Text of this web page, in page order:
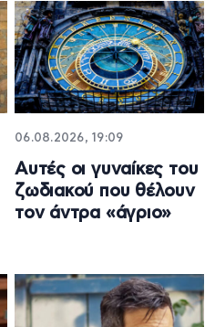
06.08.2026, 19:09
Αυτές οι γυναίκες του
ζωδιακού που θέλουν
τον άντρα «άγριο»